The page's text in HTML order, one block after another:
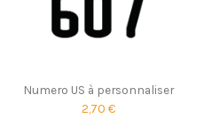
Numero US à personnaliser
2,70 €